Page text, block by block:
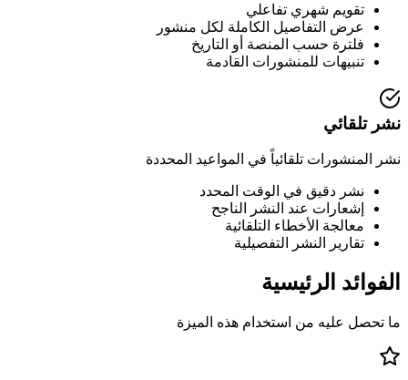
تقويم شهري تفاعلي
عرض التفاصيل الكاملة لكل منشور
فلترة حسب المنصة أو التاريخ
تنبيهات للمنشورات القادمة
نشر تلقائي
نشر المنشورات تلقائياً في المواعيد المحددة
نشر دقيق في الوقت المحدد
إشعارات عند النشر الناجح
معالجة الأخطاء التلقائية
تقارير النشر التفصيلية
الفوائد الرئيسية
ما تحصل عليه من استخدام هذه الميزة